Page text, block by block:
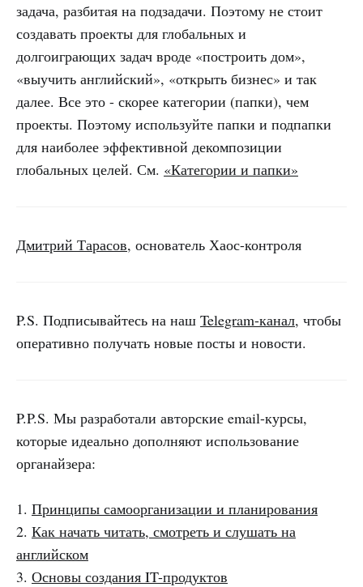
задача, разбитая на подзадачи. Поэтому не стоит
создавать проекты для глобальных и
долгоиграющих задач вроде «построить дом»,
«выучить английский», «открыть бизнес» и так
далее. Все это - скорее категории (папки), чем
проекты. Поэтому используйте папки и подпапки
для наиболее эффективной декомпозиции
глобальных целей. См. «Категории и папки»
Дмитрий Тарасов, основатель Хаос-контроля
P.S. Подписывайтесь на наш Telegram-канал, чтобы
оперативно получать новые посты и новости.
P.P.S. Мы разработали авторские email-курсы,
которые идеально дополняют использование
органайзера:
1. Принципы самоорганизации и планирования
2. Как начать читать, смотреть и слушать на
английском
3. Основы создания IT-продуктов